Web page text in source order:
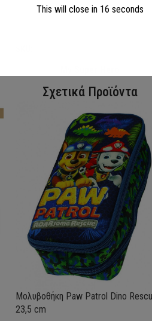
Σχετικά Προϊόντα
Μολυβοθήκη Paw Patrol Dino
23,5 cm
This will close in 15 seconds